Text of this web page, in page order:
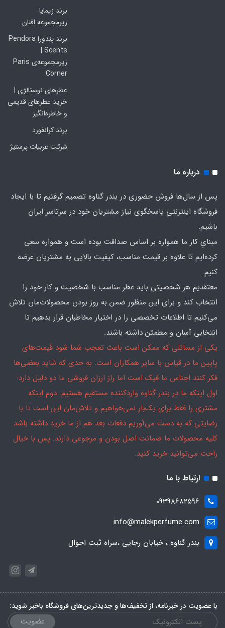
برند زیمایا
زیرمجموعه افنان
برند پندورا Pendora
Scents |
زیرمجموعه‌ی Paris
Corner
عطرهای نوستالژی |
خرید عطرهای قدیمی
و خاطره‌انگیز
برند کرانفورد
شرکت عربیات پرستیژ
درباره ما
پس از سال‌ها فروش حضوری در بندر گناوه تصمیم گرفتیم تا با ایجاد
فروشگاه اینترنتی پاسخگوی نیاز مشتریان خود در سرتاسر ایران
باشیم.
مبنایِ کار ما همواره بر اساس صداقت بوده است و همواره سعی
کرده‌ایم تا علاوه بر قیمت مناسب، کیفیت بالایی به مشتریان عرضه
کنیم.
معتقدیم هر شخصیتی باید عطر مناسب با شخصیت و کار خود را
انتخاب کند و برای این منظور ضمن به روز بودن محصولات‌مان تلاش
می‌کنیم تا اطلاعات تخصصی را در اختیار مخاطبان قرار بدهیم تا
انتخابی آسان و مطمئن داشته باشند.
یکی از مسائلی که ممکن است باعث تعجب شما شود قیمت‌های
پایین ما در قیاس با سایر همکاران است. به حدی که شاید بعضی‌ها
فکر کنند اجناس ما فیک است اما راز ارزان فروشی ما دو دلیل دارد:
اول اینکه ما در بندر گناوه واردکننده مستقیم هستیم. دوم اینکه
مشتری را فقط برای یک‌بار نمی‌خواهیم و تلاش‌مان این است تا با
رضایتی که به دست می‌آوریم دفعات بعد هم از ما خرید داشته باشد.
کلیه محصولات ما ضمانت اصل بودن و مرجوعی دارند. پس با خیال
راحت می‌توانید خرید کنید.
ارتباط با ما
09398682596
info@malekperfume.com
بندر گناوه ، خیابان رجایی ،سراه ثبت احوال
با عضویت در خبرنامه، از تخفیف‌ها و جدیدترین‌های فروشگاه باخبر شوید:
عضویت